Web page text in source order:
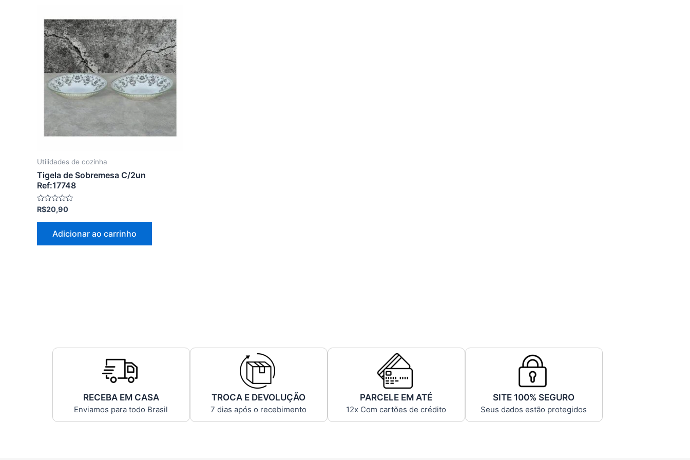
Utilidades de cozinha
Tigela de Sobremesa C/2un
Ref:17748
Avaliação
de
R$20,90
Adicionar ao carrinho
RECEBA EM CASA
Enviamos para todo Brasil
TROCA E DEVOLUÇÃO
7 dias após o recebimento
PARCELE EM ATÉ
12x Com cartões de crédito
SITE 100% SEGURO
Seus dados estão protegidos